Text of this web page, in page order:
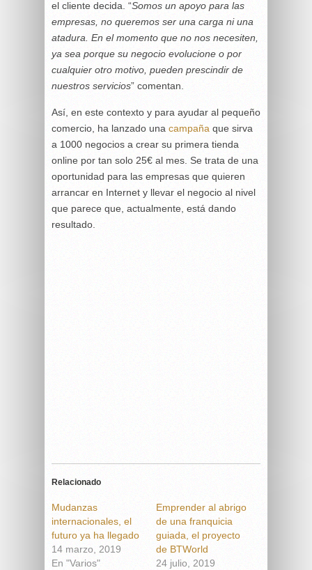
el cliente decida. “Somos un apoyo para las
empresas, no queremos ser una carga ni una
atadura. En el momento que no nos necesiten,
ya sea porque su negocio evolucione o por
cualquier otro motivo, pueden prescindir de
nuestros servicios” comentan.
Así, en este contexto y para ayudar al pequeño
comercio, ha lanzado una campaña que sirva
a 1000 negocios a crear su primera tienda
online por tan solo 25€ al mes. Se trata de una
oportunidad para las empresas que quieren
arrancar en Internet y llevar el negocio al nivel
que parece que, actualmente, está dando
resultado.
Relacionado
Mudanzas
internacionales, el
futuro ya ha llegado
14 marzo, 2019
En "Varios"
Emprender al abrigo
de una franquicia
guiada, el proyecto
de BTWorld
24 julio, 2019